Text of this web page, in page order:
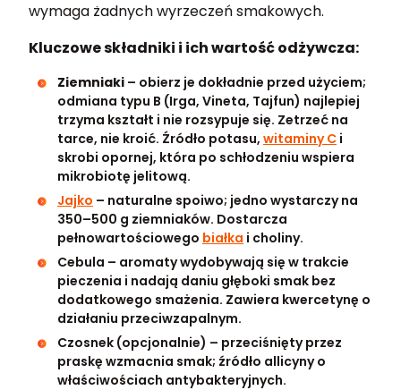
wymaga żadnych wyrzeczeń smakowych.
Kluczowe składniki i ich wartość odżywcza:
Ziemniaki – obierz je dokładnie przed użyciem;
odmiana typu B (Irga, Vineta, Tajfun) najlepiej
trzyma kształt i nie rozsypuje się. Zetrzeć na
tarce, nie kroić. Źródło potasu, witaminy C i
skrobi opornej, która po schłodzeniu wspiera
mikrobiotę jelitową.
Jajko – naturalne spoiwo; jedno wystarczy na
350–500 g ziemniaków. Dostarcza
pełnowartościowego białka i choliny.
Cebula – aromaty wydobywają się w trakcie
pieczenia i nadają daniu głęboki smak bez
dodatkowego smażenia. Zawiera kwercetynę o
działaniu przeciwzapalnym.
Czosnek (opcjonalnie) – przeciśnięty przez
praskę wzmacnia smak; źródło allicyny o
właściwościach antybakteryjnych.